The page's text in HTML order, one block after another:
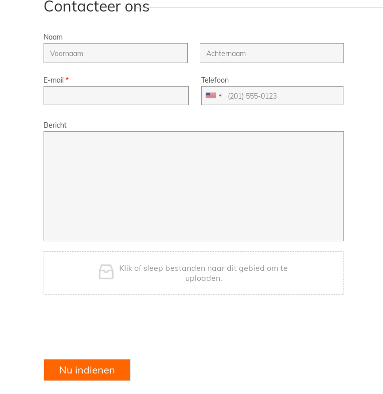
Contacteer ons
Naam
E-mail * Telefoon
Bericht
Klik of sleep bestanden naar dit gebied om te
uploaden.
Nu indienen